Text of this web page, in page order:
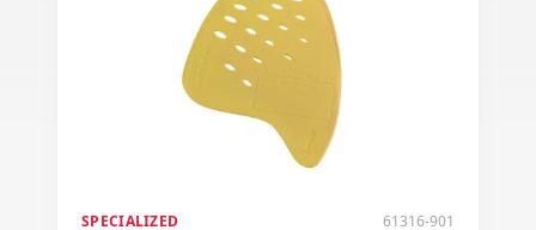
SPECIALIZED 61316-901